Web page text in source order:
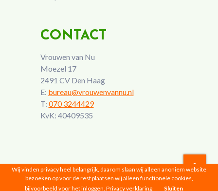
CONTACT
Vrouwen van Nu
Moezel 17
2491 CV Den Haag
E: bureau@vrouwenvannu.nl
T: 070 3244429
KvK: 40409535
Vrouwen van Nu © 2026 |Privacyverklaring
Wij vinden privacy heel belangrijk, daarom slaan wij alleen anoniem website
bezoeken op voor de rest plaatsen wij alleen functionele cookies,
bijvoorbeeld voor het inloggen. Privacy verklaring Sluiten